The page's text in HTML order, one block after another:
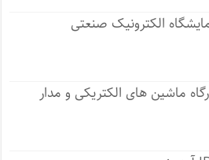
الکترونیک صنعتی
ماشین های الکتریکی و مدار